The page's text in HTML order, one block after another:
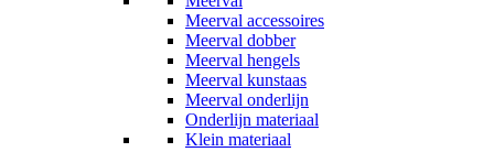
Meerval accessoires
Meerval dobber
Meerval hengels
Meerval kunstaas
Meerval onderlijn
Onderlijn materiaal
Klein materiaal